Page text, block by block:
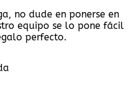
no dude en ponerse en
equipo se lo pone fácil
perfecto.